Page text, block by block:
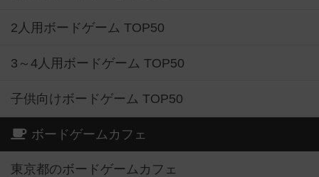
2人用ボードゲーム TOP50
3～4人用ボードゲーム TOP50
子供向けボードゲーム TOP50
ボードゲームカフェ
東京都のボードゲームカフェ